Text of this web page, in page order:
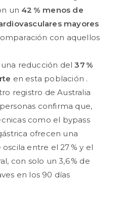
un 42 % menos de
mayores
con aquellos
reducción del37 %
en esta población .
registro de Australia
confirma que,
como el bypass
ofrecen una
entre el 27 % y el
con solo un 3,6 % de
en los 90 días